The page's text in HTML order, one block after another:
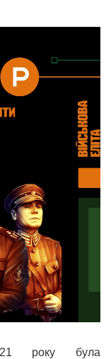
року була